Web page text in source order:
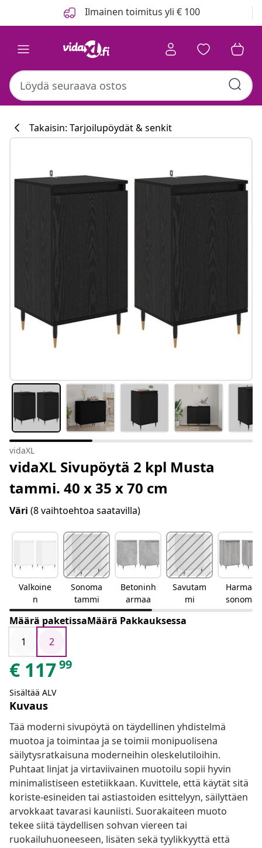
Ilmainen toimitus yli € 100
Takaisin: Tarjoilupöydät & senkit
vidaXL
vidaXL Sivupöytä 2 kpl Musta
tammi. 40 x 35 x 70 cm
Väri (8 vaihtoehtoa saatavilla)
Valkoine
n
Sonoma
tammi
Betoninh
armaa
Savutam
mi
Harmaa
sonoma
Määrä paketissaMäärä Pakkauksessa
1
2
€ 11799
Sisältää ALV
Kuvaus
Tää moderni sivupöytä on täydellinen yhdistelmä
muotoa ja toimintaa ja se toimii monipuolisena
säilytysratkaisuna moderneihin oleskelutiloihin.
Puhtaat linjat ja virtaviivainen muotoilu sopii hyvin
minimalistiseen estetiikkaan. Kuvittele, että käytät sitä
koriste-esineiden tai astiastoiden esittelyyn, säilyttäen
arvokkaat tavarasi kauniisti. Suorakaiteen muoto
tekee siitä täydellisen sohvan viereen tai
ruokailuhuoneeseen, lisäten sekä tyylikkyyttä että